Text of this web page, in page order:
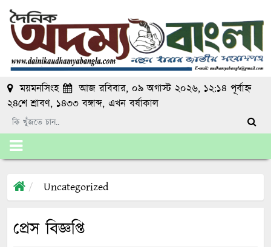
ময়মনসিংহ
আজ রবিবার, ০৯ অগাস্ট ২০২৬, ১২:১৪ পূর্বাহ্ন
২৪শে শ্রাবণ, ১৪৩৩ বঙ্গাব্দ, এখনবর্ষাকাল
Uncategorized
প্রেস বিজ্ঞপ্তি